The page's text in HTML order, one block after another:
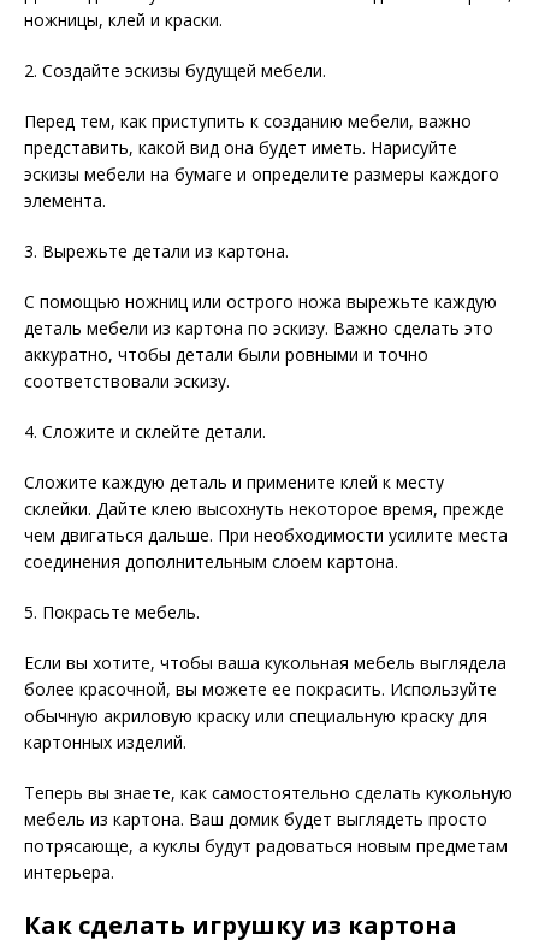
ножницы, клей и краски.
2. Создайте эскизы будущей мебели.
Перед тем, как приступить к созданию мебели, важно
представить, какой вид она будет иметь. Нарисуйте
эскизы мебели на бумаге и определите размеры каждого
элемента.
3. Вырежьте детали из картона.
С помощью ножниц или острого ножа вырежьте каждую
деталь мебели из картона по эскизу. Важно сделать это
аккуратно, чтобы детали были ровными и точно
соответствовали эскизу.
4. Сложите и склейте детали.
Сложите каждую деталь и примените клей к месту
склейки. Дайте клею высохнуть некоторое время, прежде
чем двигаться дальше. При необходимости усилите места
соединения дополнительным слоем картона.
5. Покрасьте мебель.
Если вы хотите, чтобы ваша кукольная мебель выглядела
более красочной, вы можете ее покрасить. Используйте
обычную акриловую краску или специальную краску для
картонных изделий.
Теперь вы знаете, как самостоятельно сделать кукольную
мебель из картона. Ваш домик будет выглядеть просто
потрясающе, а куклы будут радоваться новым предметам
интерьера.
Как сделать игрушку из картона